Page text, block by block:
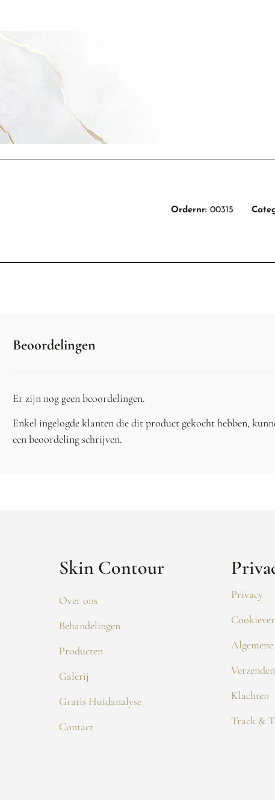
Ordernr: 00315
Beoordelingen
Er zijn nog geen beoordelingen.
Enkel ingelogde klanten die dit product gekocht hebben,
een beoordeling schrijven.
Skin Contour
Over ons
Behandelingen
Producten
Galerij
Gratis Huidanalyse
Contact
Privacy
Klachten
Track &